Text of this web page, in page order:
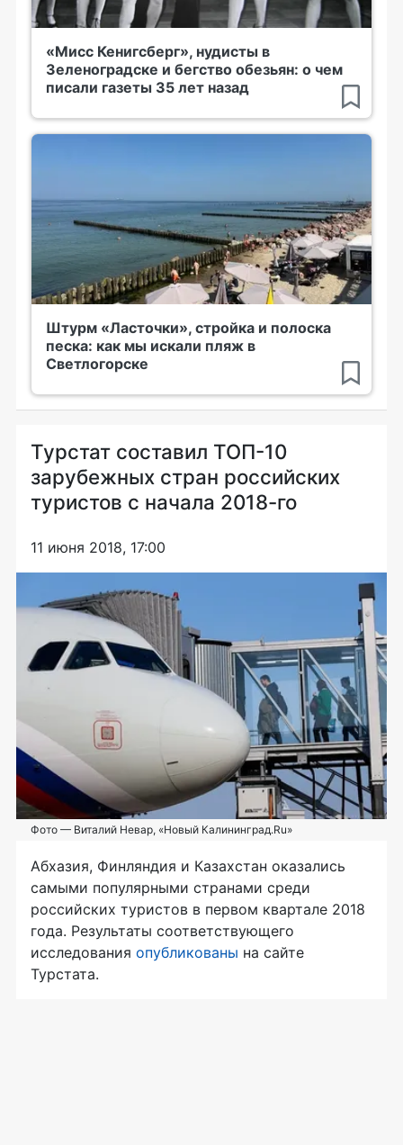
«Мисс Кенигсберг», нудисты в
Зеленоградске и бегство обезьян: о чем
писали газеты 35 лет назад
Штурм «Ласточки», стройка и полоска
песка: как мы искали пляж в
Светлогорске
Турстат составил ТОП-10
зарубежных стран российских
туристов с начала 2018-го
11 июня 2018, 17:00
Фото — Виталий Невар, «Новый Калининград.Ru»
Абхазия, Финляндия и Казахстан оказались
самыми популярными странами среди
российских туристов в первом квартале 2018
года. Результаты соответствующего
исследования опубликованы на сайте
Турстата.